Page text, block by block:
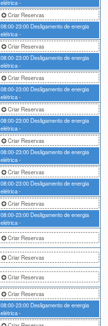
elétrica -
Criar Reservas
08:00-23:00 Desligamento de energia
elétrica -
Criar Reservas
08:00-23:00 Desligamento de energia
elétrica -
Criar Reservas
08:00-23:00 Desligamento de energia
elétrica -
Criar Reservas
08:00-23:00 Desligamento de energia
elétrica -
Criar Reservas
08:00-23:00 Desligamento de energia
elétrica -
Criar Reservas
08:00-23:00 Desligamento de energia
elétrica -
Criar Reservas
08:00-23:00 Desligamento de energia
elétrica -
Criar Reservas
Criar Reservas
Criar Reservas
Criar Reservas
08:00-23:00 Desligamento de energia
elétrica -